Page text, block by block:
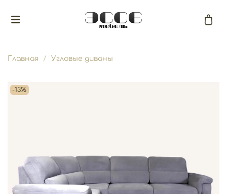
Главная Угловые диваны
-13%